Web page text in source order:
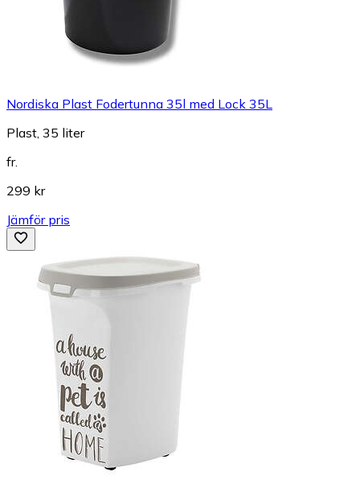
Nordiska Plast Fodertunna 35l med Lock 35L
Plast, 35 liter
fr.
299 kr
Jämför pris